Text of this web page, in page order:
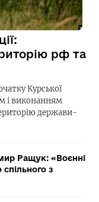
рф та
Курської
і виконанням
держави-
Ращук: «Воєнні
з